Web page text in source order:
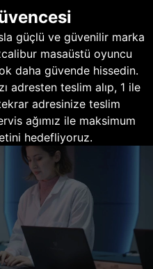
güçlü ve güvenilir marka
masaüstü oyuncu
daha güvende hissedin.
adresten teslim alıp, 1 ile
adresinize teslim
ağımız ile maksimum
hedefliyoruz.